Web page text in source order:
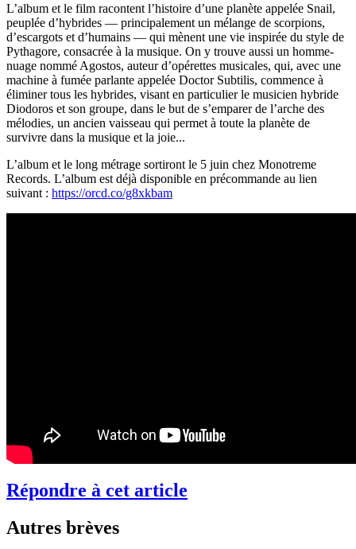
L’album et le film racontent l’histoire d’une planète appelée Snail,
peuplée d’hybrides — principalement un mélange de scorpions,
d’escargots et d’humains — qui mènent une vie inspirée du style de
Pythagore, consacrée à la musique. On y trouve aussi un homme-
nuage nommé Agostos, auteur d’opérettes musicales, qui, avec une
machine à fumée parlante appelée Doctor Subtilis, commence à
éliminer tous les hybrides, visant en particulier le musicien hybride
Diodoros et son groupe, dans le but de s’emparer de l’arche des
mélodies, un ancien vaisseau qui permet à toute la planète de
survivre dans la musique et la joie...
L’album et le long métrage sortiront le 5 juin chez Monotreme
Records. L’album est déjà disponible en précommande au lien
suivant : https://orcd.co/g8xkbam
Répondre à cet article
Autres brèves